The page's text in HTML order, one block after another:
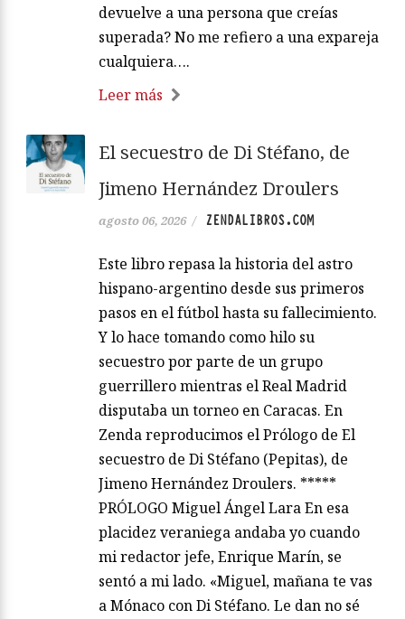
devuelve a una persona que creías
superada? No me refiero a una expareja
cualquiera….
Leer más
El secuestro de Di Stéfano, de
Jimeno Hernández Droulers
agosto 06, 2026 / ZENDALIBROS.COM
Este libro repasa la historia del astro
hispano-argentino desde sus primeros
pasos en el fútbol hasta su fallecimiento.
Y lo hace tomando como hilo su
secuestro por parte de un grupo
guerrillero mientras el Real Madrid
disputaba un torneo en Caracas. En
Zenda reproducimos el Prólogo de El
secuestro de Di Stéfano (Pepitas), de
Jimeno Hernández Droulers. *****
PRÓLOGO Miguel Ángel Lara En esa
placidez veraniega andaba yo cuando
mi redactor jefe, Enrique Marín, se
sentó a mi lado. «Miguel, mañana te vas
a Mónaco con Di Stéfano. Le dan no sé